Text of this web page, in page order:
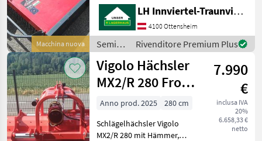
Macchina nuova
Beleuchtung, mit 3
beweglichen Messern, mit
Dreipunktanhängung,
Breite 210 cm , Länge 310
cm , Gewicht 455 kg, auch in
anderen
LH Innviertel-Traunviertel-Urfahr eGen, Ottensheim
4100 Ottensheim
Semina
e cura /
Sonstige
Rivenditore Premium Plus
Vigolo Hächsler
MX2/R 280 Front-
Heck
7.990
€
inclusa IVA
20%
6.658,33 €
netto
Anno prod. 2025
280 cm
Schlägelhächsler Vigolo
MX2/R 280 mit Hämmer,